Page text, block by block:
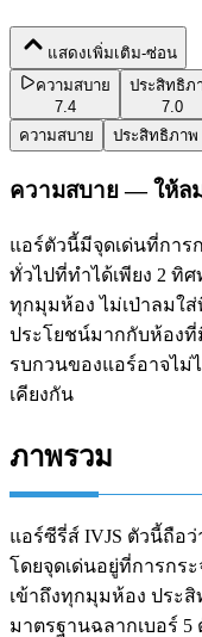
แสดงเพิ่มเติม-ซ่อน
ความสบาย
7.4
ประสิทธิภ
7.0
ความสบาย
ประสิทธิภาพ
ความสบาย — ให้ล
แอร์ตัวนี้มีจุดเด่นที่การ
ทั่วไปที่ทำได้เพียง 2 ทิ
ทุกมุมห้อง ไม่เป่าลมใ
ประโยชน์มากกับห้องที่
รบกวนของแอร์อาจไม่
เคียงกัน
ภาพรวม
แอร์ซีรี่ส์ IVJS ตัวนี้ถือ
โดยจุดเด่นอยู่ที่การกร
เข้าถึงทุกมุมห้อง ประ
มาตรฐานฉลากเบอร์ 5